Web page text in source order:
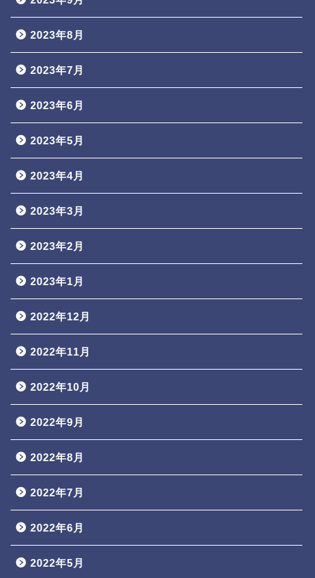
2023年8月
2023年7月
2023年6月
2023年5月
2023年4月
2023年3月
2023年2月
2023年1月
2022年12月
2022年11月
2022年10月
2022年9月
2022年8月
2022年7月
2022年6月
2022年5月